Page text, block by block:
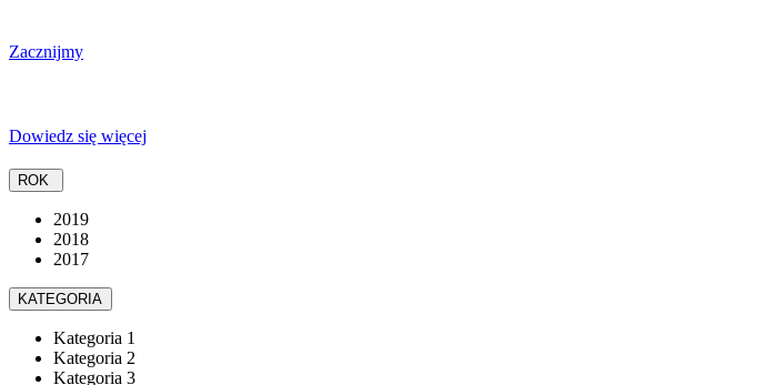
Zacznijmy
Dowiedz się więcej
ROK
2019
2018
2017
KATEGORIA
Kategoria 1
Kategoria 2
Kategoria 3